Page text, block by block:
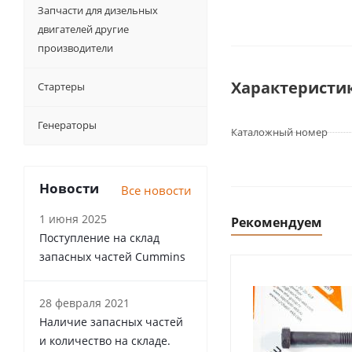
Каталожный номер
Рекомендуем
Запчасти для дизельных
двигателей другие
производители
Стартеры
Генераторы
Новости Все новости
1 июня 2025
Поступление на склад
запасных частей Cummins
28 февраля 2021
Наличие запасных частей
и количество на складе.